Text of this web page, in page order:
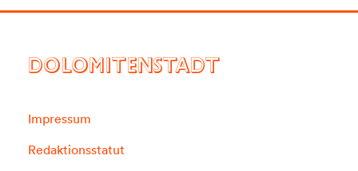
DOLOMITENSTADT
Impressum
Redaktionsstatut